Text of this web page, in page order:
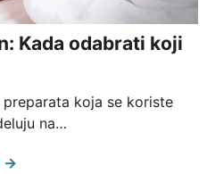
Kada odabrati koji
preparata koja se koriste
na…
→